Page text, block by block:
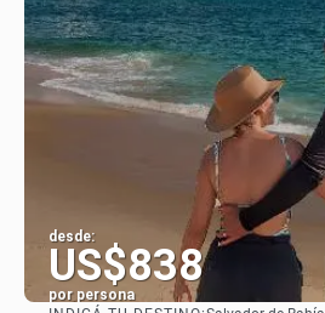
desde:
US$838
por persona